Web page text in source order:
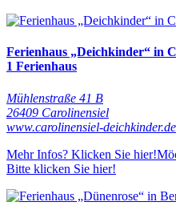
Ferienhaus „Deichkinder“ in
1 Ferienhaus
Mühlenstraße 41 B
26409 Carolinensiel
www.carolinensiel-deichkinder.de
Mehr Infos? Klicken Sie hier!
Bitte klicken Sie hier!